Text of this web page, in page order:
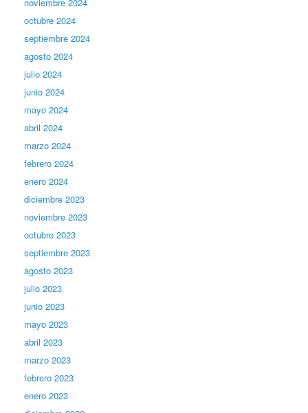
octubre 2024
septiembre 2024
agosto 2024
julio 2024
junio 2024
mayo 2024
abril 2024
marzo 2024
febrero 2024
enero 2024
diciembre 2023
noviembre 2023
octubre 2023
septiembre 2023
agosto 2023
julio 2023
junio 2023
mayo 2023
abril 2023
marzo 2023
febrero 2023
enero 2023